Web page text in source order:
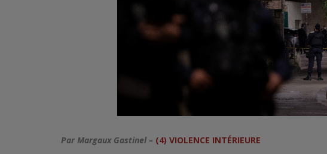
Par Margaux Gastinel – (4) VIOLENCE INTÉRIEURE